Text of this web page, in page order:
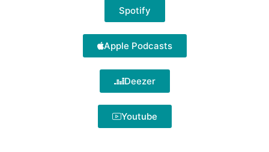
Spotify
Apple Podcasts
Deezer
Youtube